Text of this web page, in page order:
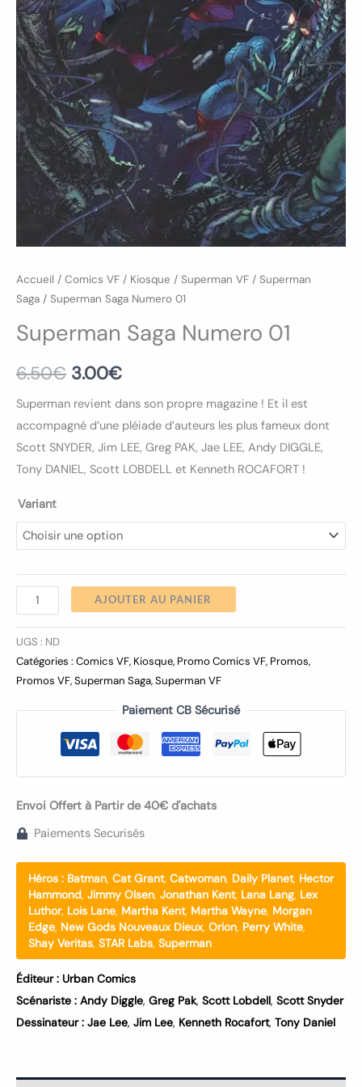
Accueil / Comics VF / Kiosque / Superman VF / Superman
Saga / Superman Saga Numero 01
Superman Saga Numero 01
6.50€ 3.00€
Superman revient dans son propre magazine ! Et il est
accompagné d’une pléiade d’auteurs les plus fameux dont
Scott SNYDER, Jim LEE, Greg PAK, Jae LEE, Andy DIGGLE,
Tony DANIEL, Scott LOBDELL et Kenneth ROCAFORT !
Variant
AJOUTER AU PANIER
UGS : ND
Catégories : Comics VF, Kiosque, Promo Comics VF, Promos,
Promos VF,Superman Saga,Superman VF
Paiement CB Sécurisé
Envoi Offert à Partir de 40€ d'achats
Paiements Securisés
Héros : Batman, Cat Grant, Catwoman, Daily Planet, Hector
Hammond, Jimmy Olsen, Jonathan Kent, Lana Lang, Lex
Luthor, Lois Lane, Martha Kent, Martha Wayne, Morgan
Edge, New Gods Nouveaux Dieux, Orion, Perry White,
Shay Veritas, STAR Labs, Superman
Éditeur : Urban Comics
Scénariste : Andy Diggle, Greg Pak, Scott Lobdell, Scott Snyder
Dessinateur : Jae Lee, Jim Lee, Kenneth Rocafort, Tony Daniel